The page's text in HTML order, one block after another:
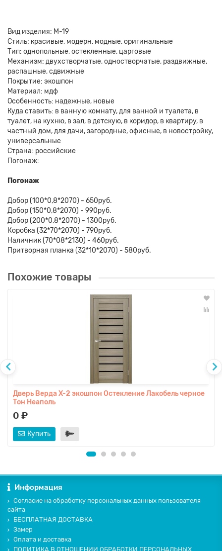
Вид изделия: М-19
Стиль: красивые, модерн, модные, оригинальные
Тип: однопольные, остекленные, царговые
Механизм: двухстворчатые, одностворчатые, раздвижные,
распашные, сдвижные
Покрытие: экошпон
Материал: мдф
Особенность: надежные, новые
Куда ставить: в ванную комнату, для ванной и туалета, в
туалет, на кухню, в зал, в детскую, в коридор, в квартиру, в
частный дом, для дачи, загородные, офисные, в новостройку,
универсальные
Страна: российские
Погонаж:
Погонаж
Добор (100*0,8*2070) - 650руб.
Добор (150*0,8*2070) - 990руб.
Добор (200*0,8*2070) - 1300руб.
Коробка (32*70*2070) - 790руб.
Наличник (70*08*2130) - 460руб.
Притворная планка (32*10*2070) - 580руб.
Похожие товары
Дверь Верда X-2 экошпон Остекление Лакобель черное
Тон Неаполь
0 ₽
Купить
Информация
Согласие на обработку персональных данных пользователя
сайта
БЕСПЛАТНАЯ ДОСТАВКА
Замер
Оплата и доставка
ПОЛИТИКА В ОТНОШЕНИИ ОБРАБОТКИ ПЕРСОНАЛЬНЫХ